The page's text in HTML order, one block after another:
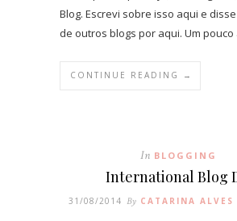
Blog. Escrevi sobre isso aqui e
de outros blogs por aqui. Um
CONTINUE READING →
In BLOGGING
International Blog
31/08/2014 By CATARINA ALVES